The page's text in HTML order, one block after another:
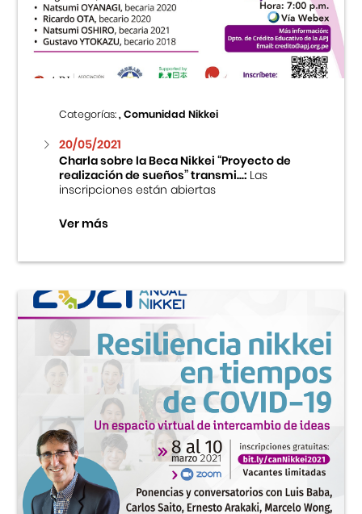
Centro Cultural Peruano Japonés
Cursos
Museo de la Inmigración Japonesa
Fondo Editorial
Teatro Peruano Japonés
Categorías:, Comunidad Nikkei
20/05/2021
Charla sobre la Beca Nikkei “Proyecto de
realización de sueños” transmi...:Las
inscripciones están abiertas
Ver más